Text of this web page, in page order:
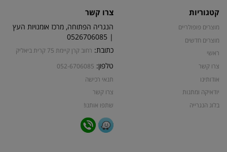
קטגוריות
מוצרים פופולריים
מוצרים חדשים
ראשי
צרו קשר
אודותינו
יודאיקה ומתנות
בלוג הנגרייה
צרו קשר
הנגריה הפתוחה, מרכז אומנויות העץ
| 0526706085
כתובת: רחוב קרן קיימת 75 קרית ביאליק
טלפון: 052-6706085
תנאי רכישה
צרו קשר
שתפו אותנו!